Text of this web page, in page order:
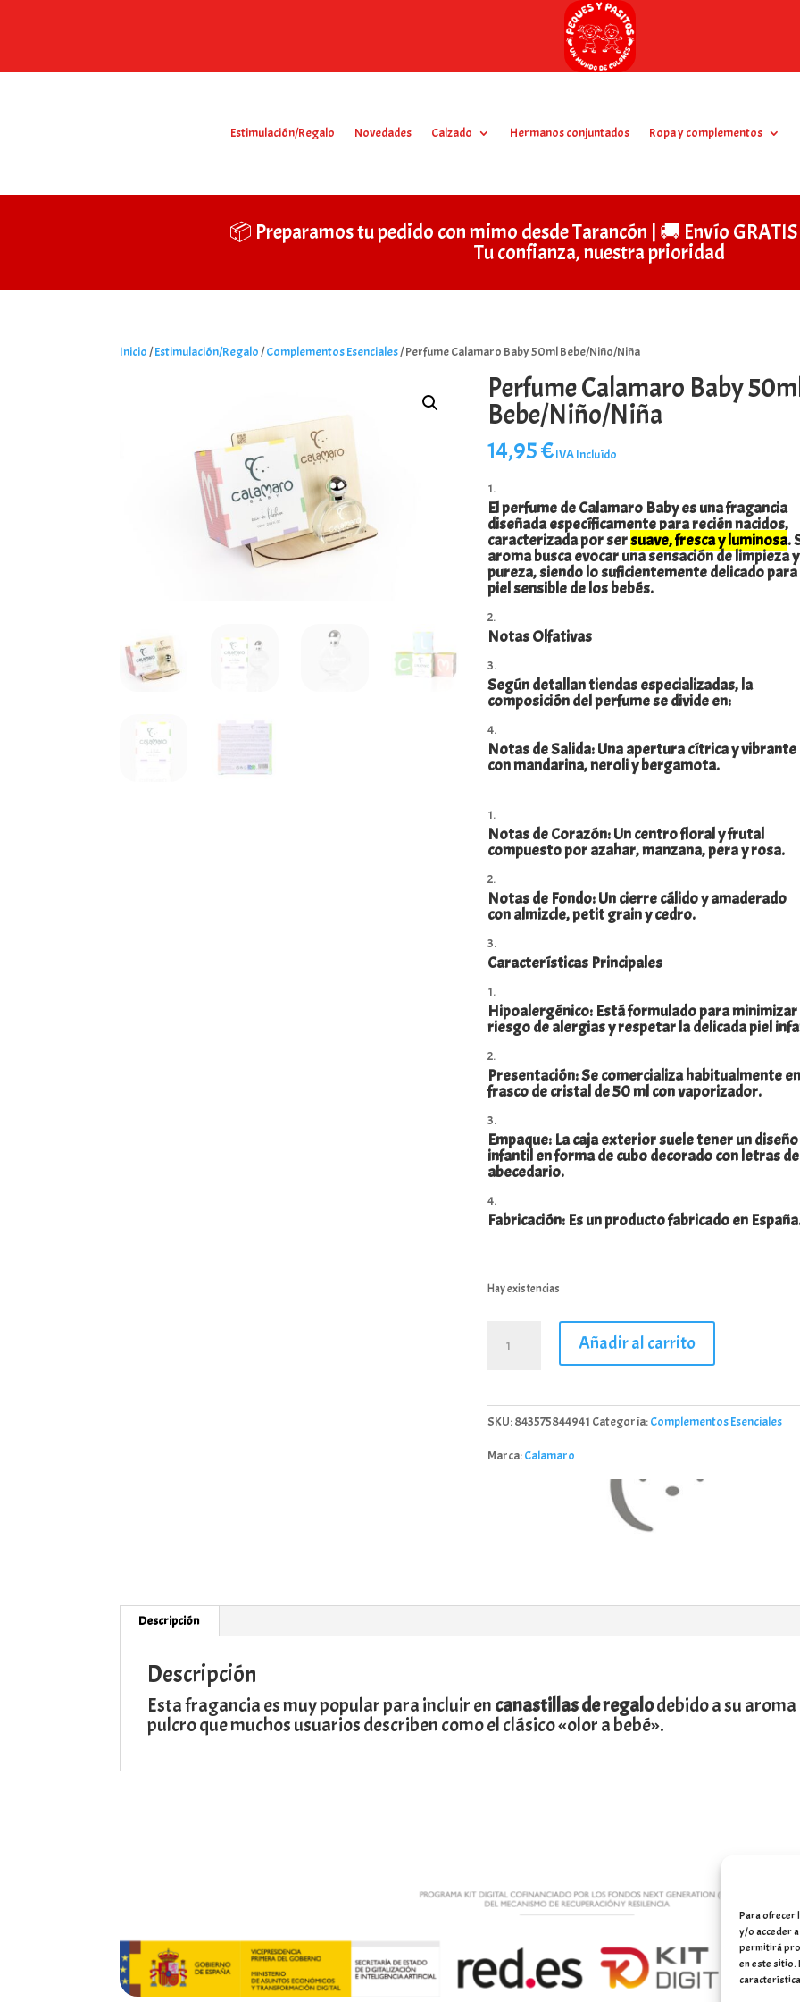
Para ofrecer
y/o acceder
permitirá
en este sitio.
Estimulación/Regalo Novedades Calzado Hermanos conjuntados Ropa y complementos
📦 Preparamos tu pedido con mimo desde Tarancón | 🚚 Envío GRATIS
Tu confianza, nuestra prioridad
Inicio/Estimulación/Regalo/Complementos Esenciales/ Perfume Calamaro Baby 50ml Bebe/Niño/Niña
Perfume Calamaro Baby
Bebe/Niño/Niña
14,95€IVA Incluído
El perfume de Calamaro Baby es una fragancia
diseñada específicamente para recién nacidos,
caracterizada por sersuave, fresca y luminosa.
aroma busca evocar una sensación de limpieza y
pureza, siendo lo suficientemente delicado para
piel sensible de los bebés.
Notas Olfativas
Según detallan tiendas especializadas, la
composición del perfume se divide en:
Notas de Salida: Una apertura cítrica y vibrante
con mandarina, neroli y bergamota.
Notas de Corazón: Un centro floral y frutal
compuesto por azahar, manzana, pera y rosa.
Notas de Fondo: Un cierre cálido y amaderado
con almizcle, petit grain y cedro.
Características Principales
Hipoalergénico: Está formulado para minimizar
riesgo de alergias y respetar la delicada piel
Presentación: Se comercializa habitualmente
frasco de cristal de 50 ml con vaporizador.
Empaque: La caja exterior suele tener un diseño
infantil en forma de cubo decorado con letras
abecedario.
Fabricación: Es un producto fabricado en
Hay existencias
Calamaro
Añadir al carrito
SKU:843575844941 Categoría:Complementos Esenciales
Marca:Calamaro
Descripción
Descripción
Esta fragancia es muy popular para incluir encanastillas de regalodebido a su aroma
pulcro que muchos usuarios describen como el clásico «olor a bebé».